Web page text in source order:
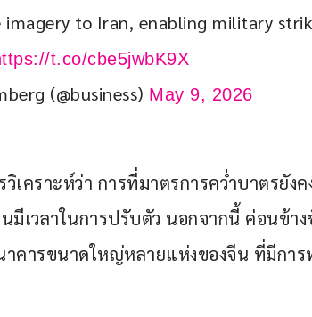
to Iran, enabling military
t.co/cbe5jwbK9X
(@business) May 9, 2026
วิเคราะห์ว่า การที่มาตรการคว่ำบาตรยัง
มีเวลาในการปรับตัว นอกจากนี้ ค่อนข้า
าคารขนาดใหญ่หลายแห่งของจีน ที่มีการ